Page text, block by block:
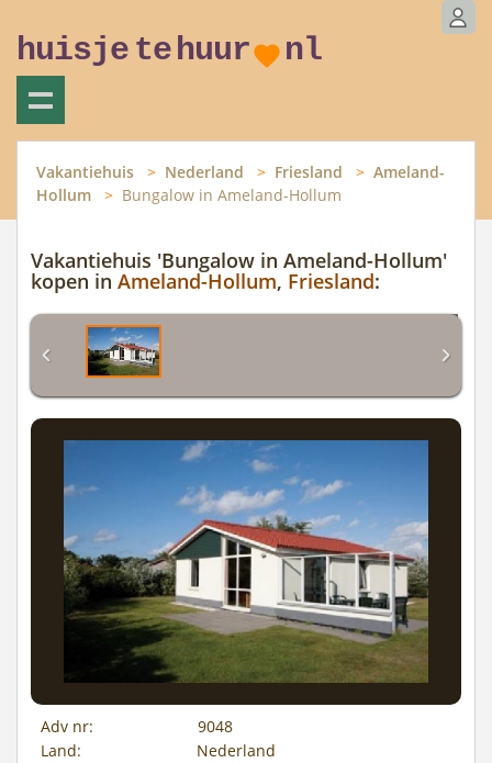
huisje tehuur nl
Vakantiehuis Nederland Friesland
Ameland-
Hollum
Bungalow in Ameland-Hollum
Vakantiehuis 'Bungalow in Ameland-Hollum'
kopen in Ameland-Hollum, Friesland:
Adv nr:
9048
Land:
Nederland